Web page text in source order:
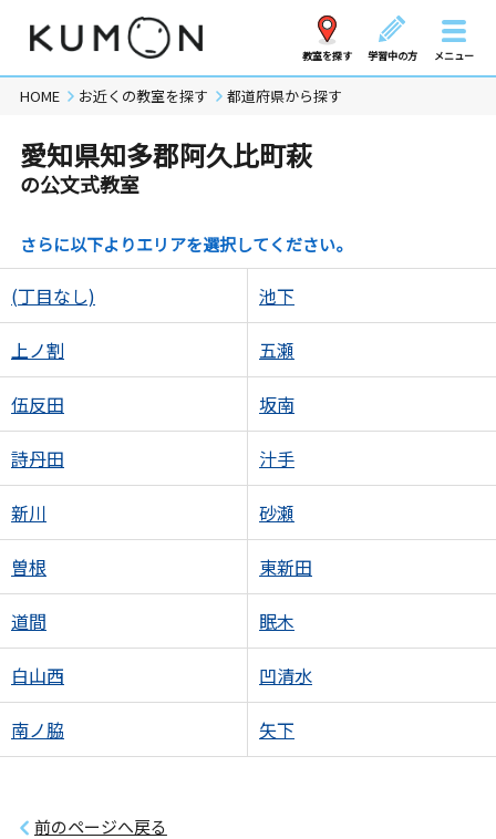
教室を探す 学習中の方 メニュー
HOME お近くの教室を探す 都道府県から探す
愛知県知多郡阿久比町萩
の公文式教室
さらに以下よりエリアを選択してください。
(丁目なし) 池下
上ノ割 五瀬
伍反田 坂南
詩丹田 汁手
新川 砂瀬
曽根 東新田
道間 眠木
白山西 凹清水
南ノ脇 矢下
前のページへ戻る